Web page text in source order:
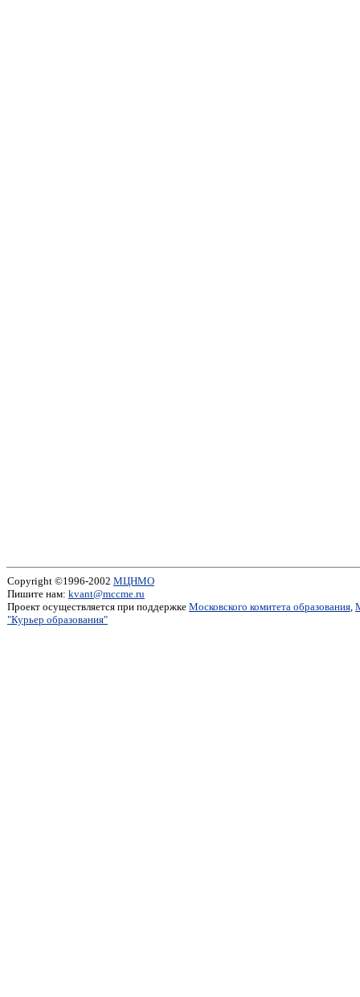
Copyright ©1996-2002 МЦНМО
Пишите нам: kvant@mccme.ru
Проект осуществляется при поддержке Московского комитета образования,
"Курьер образования"